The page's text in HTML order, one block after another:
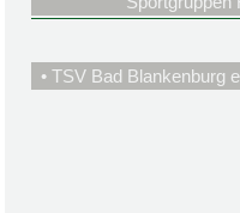
• TSV Bad Blankenburg